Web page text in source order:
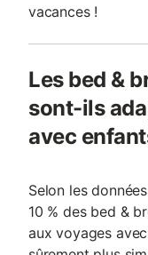
vacances !
Les bed &
sont-ils
avec
Selon les
10 % des bed &
aux voyages